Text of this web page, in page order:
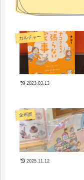
カルチャー
2023.03.13
企画展
2025.11.12